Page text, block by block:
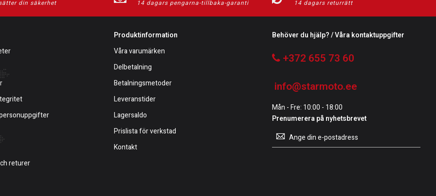
din säkerhet 14 dagars pengarna-tillbaka-garanti 14 dagars returrätt
returer
Produktinformation
Våra varumärken
Delbetalning
Betalningsmetoder
Leveranstider
Lagersaldo
Prislista för verkstad
Kontakt
Behöver du hjälp? / Våra kontaktuppgifter
+372 655 73 60
info@starmoto.ee
Mån - Fre: 10:00 - 18:00
Prenumerera på nyhetsbrevet
Prenumerera
på
vårt